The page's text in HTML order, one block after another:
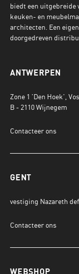
biedt een uitgebreide
keuken- en
architecten. Een
doorgedreven
ANTWERPEN
Zone 1 'Den Hoek',
B - 2110 Wijnegem
Contacteer ons
GENT
vestiging Nazareth
Contacteer ons
WEBSHOP